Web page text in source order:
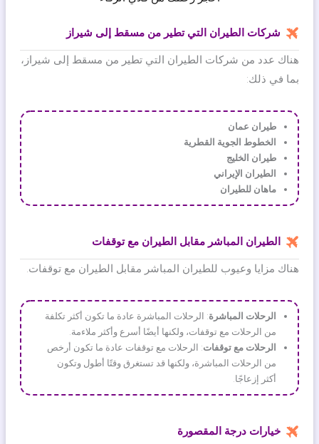
شركات الطيران التي تطير من مسقط إلى شيراز
هناك عدد من شركات الطيران التي تطير من مسقط إلى شيراز،
بما في ذلك:
طيران عمان
الخطوط الجوية القطرية
طيران الخليج
الطيران الإيراني
ماهان للطيران
الطيران المباشر مقابل الطيران مع توقفات
هناك مزايا وعيوب للطيران المباشر مقابل الطيران مع توقفات.
الرحلات المباشرة: الرحلات المباشرة عادة ما تكون أكثر تكلفة
من الرحلات مع توقفات، ولكنها أيضًا أسرع وأكثر ملاءمة.
الرحلات مع توقفات: الرحلات مع توقفات عادة ما تكون أرخص
من الرحلات المباشرة، ولكنها قد تستغرق وقتًا أطول وتكون
أكثر إزعاجًا.
خيارات درجة المقصورة